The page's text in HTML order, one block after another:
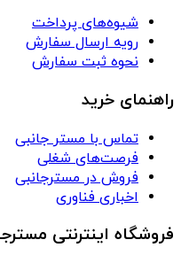
شیوه‌های پرداخت
رویه ارسال سفارش
نحوه ثبت سفارش
راهنمای خرید
تماس با مستر جانبی
فرصت‌های شغلی
فروش در مسترجانبی
اخباری فناوری
فروشگاه اینترنتی